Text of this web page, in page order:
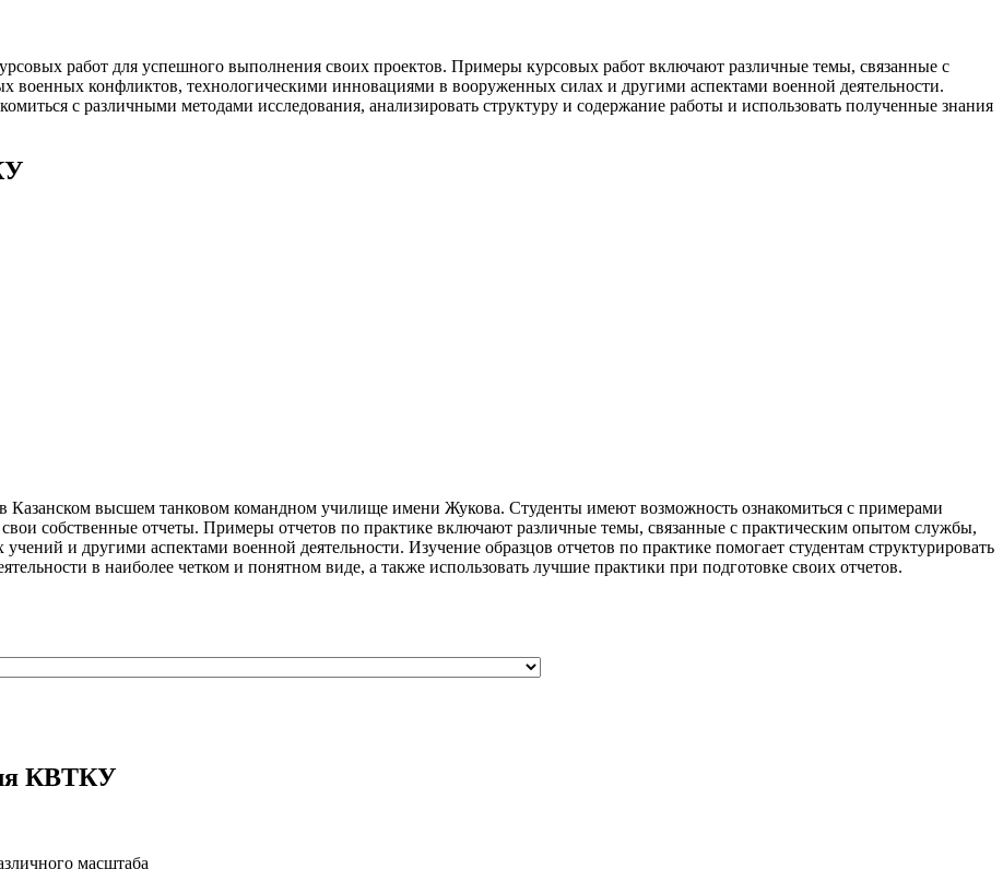
работ для успешного выполнения своих проектов. Примеры курсовых работ включают различные темы, связанные с
военных конфликтов, технологическими инновациями в вооруженных силах и другими аспектами военной деятельности.
с различными методами исследования, анализировать структуру и содержание работы и использовать полученные знания
в Казанском высшем танковом командном училище имени Жукова. Студенты имеют возможность ознакомиться с примерами
собственные отчеты. Примеры отчетов по практике включают различные темы, связанные с практическим опытом службы,
и другими аспектами военной деятельности. Изучение образцов отчетов по практике помогает студентам структурировать
в наиболее четком и понятном виде, а также использовать лучшие практики при подготовке своих отчетов.
КВТКУ
масштаба